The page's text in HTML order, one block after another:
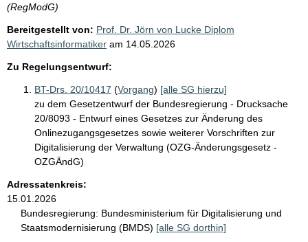
(RegModG)
Bereitgestellt von: Prof. Dr. Jörn von Lucke Diplom
Wirtschaftsinformatiker am 14.05.2026
Zu Regelungsentwurf:
BT-Drs. 20/10417 (Vorgang) [alle SG hierzu]
zu dem Gesetzentwurf der Bundesregierung - Drucksache
20/8093 - Entwurf eines Gesetzes zur Änderung des
Onlinezugangsgesetzes sowie weiterer Vorschriften zur
Digitalisierung der Verwaltung (OZG-Änderungsgesetz -
OZGÄndG)
Adressatenkreis:
15.01.2026
Bundesregierung: Bundesministerium für Digitalisierung und
Staatsmodernisierung (BMDS) [alle SG dorthin]